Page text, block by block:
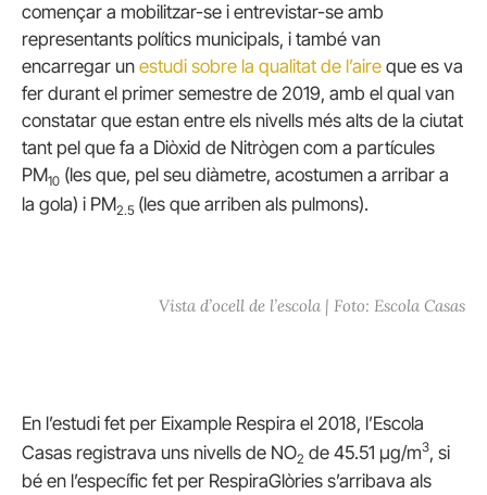
començar a mobilitzar-se i entrevistar-se amb
representants polítics municipals, i també van
encarregar un estudi sobre la qualitat de l’aire que es va
fer durant el primer semestre de 2019, amb el qual van
constatar que estan entre els nivells més alts de la ciutat
tant pel que fa a Diòxid de Nitrògen com a partícules
PM10 (les que, pel seu diàmetre, acostumen a arribar a
la gola) i PM2.5 (les que arriben als pulmons).
Vista d’ocell de l’escola | Foto: Escola Casas
En l’estudi fet per Eixample Respira el 2018, l’Escola
Casas registrava uns nivells de NO2 de 45.51 µg/m3, si
bé en l’específic fet per RespiraGlòries s’arribava als